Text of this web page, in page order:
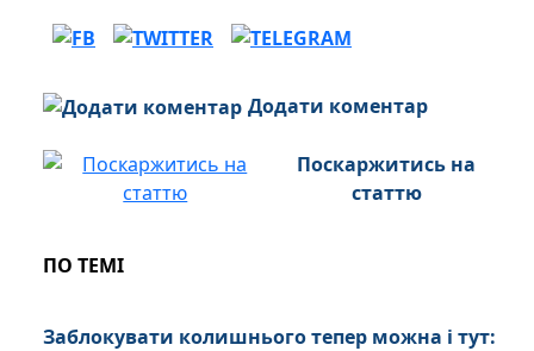
Додати коментар
Поскаржитись на
статтю
ПО ТЕМІ
Заблокувати колишнього тепер можна і тут: